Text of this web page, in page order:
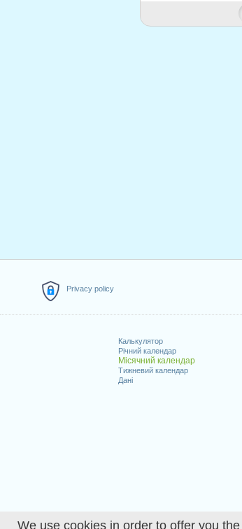
We use cookies in order to offer you
Privacy policy
Калькулятор
Річний календар
Місячний календар
Тижневий календар
Дані